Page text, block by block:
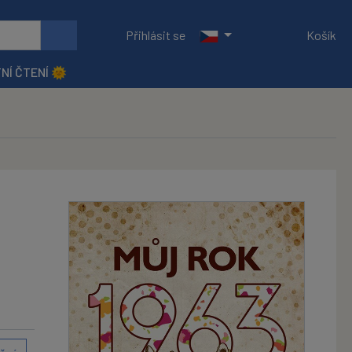
Přihlásit se Košík
ČTENÍ 🌞